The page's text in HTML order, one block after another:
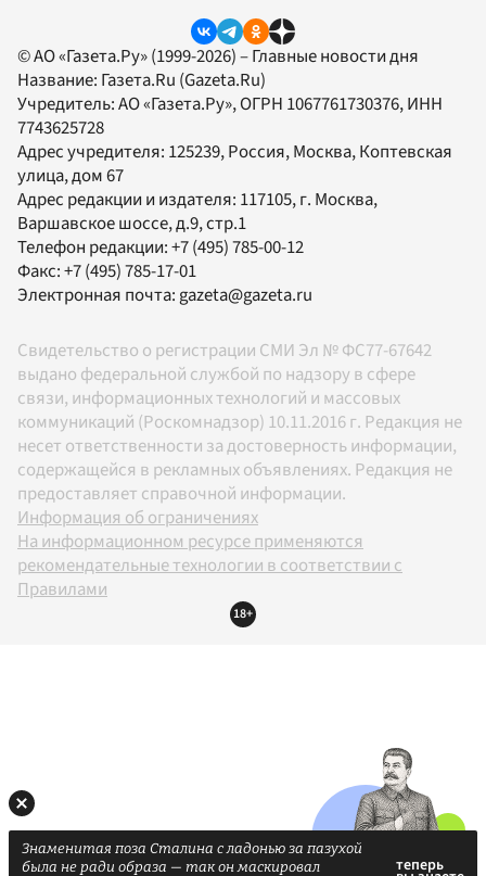
© АО «Газета.Ру» (1999-2026) – Главные новости дня
Название: Газета.Ru (Gazeta.Ru)
Учредитель:АО «Газета.Ру», ОГРН 1067761730376, ИНН
7743625728
Адрес учредителя: 125239, Россия, Москва, Коптевская
улица, дом 67
Адрес редакции и издателя: 117105, г. Москва,
Варшавское шоссе, д.9, стр.1
Телефон редакции:+7 (495) 785-00-12
Факс:+7 (495) 785-17-01
Электронная почта:gazeta@gazeta.ru
Свидетельство о регистрации СМИ Эл № ФС77-67642
выдано федеральной службой по надзору в сфере
связи, информационных технологий и массовых
коммуникаций (Роскомнадзор) 10.11.2016 г. Редакция не
несет ответственности за достоверность информации,
содержащейся в рекламных объявлениях. Редакция не
предоставляет справочной информации.
Информация об ограничениях
На информационном ресурсе применяются
рекомендательные технологии в соответствии с
Правилами
18+
Знаменитая поза Сталина с ладонью за пазухой
была не ради образа — так он маскировал